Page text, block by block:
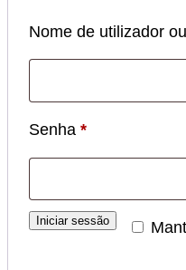
Nome de utilizador
Senha *Obrigatório
Iniciar sessão